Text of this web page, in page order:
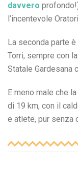
davvero
l’incentevole
La seconda parte
Torri, sempre con
Statale Gardesana
E meno male che
di 19 km, con il
e atlete, pur senza